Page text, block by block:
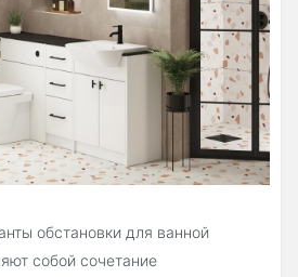
обстановки для ванной
собой сочетание